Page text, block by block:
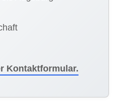
Kontaktformular.